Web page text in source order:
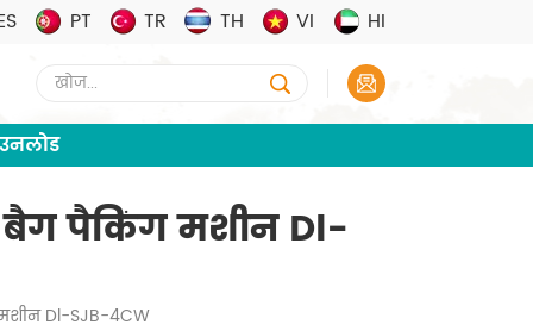
PT TR TH VI HI
बैग पैकिंग मशीन Dl-
Dl-SJB-4CW